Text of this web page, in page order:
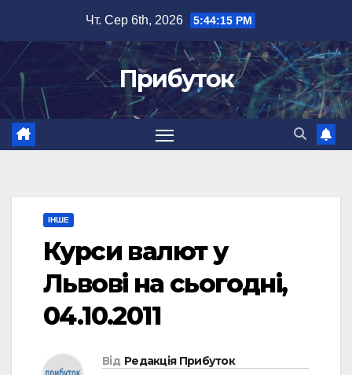
вмісту
Чт. Сер 6th, 2026 5:44:16 PM
Прибуток
ІНШЕ
Курси валют у
Львові на сьогодні,
04.10.2011
Від Редакція Прибуток